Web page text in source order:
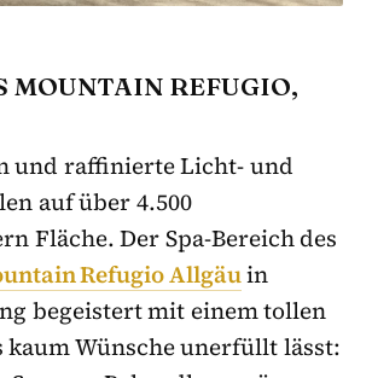
MOUNTAIN REFUGIO,
und raffinierte Licht- und
auf über 4.500
Fläche. Der Spa-Bereich des
Refugio Allgäuin
begeistert mit einem tollen
kaum Wünsche unerfüllt lässt: